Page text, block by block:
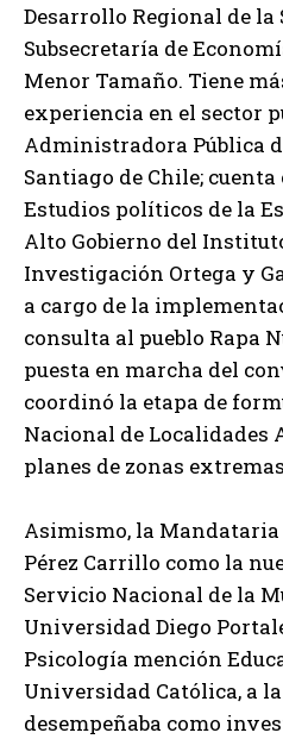
Desarrollo Regional de la
Subsecretaría de
Menor Tamaño. Tiene
experiencia en el sector
Administradora Pública
Santiago de Chile;
Estudios políticos de la
Alto Gobierno del
Investigación Ortega y
a cargo de la
consulta al pueblo Rapa
puesta en marcha del
coordinó la etapa de
Nacional de Localidades
planes de zonas
Asimismo, la
Pérez Carrillo como la
Servicio Nacional de la
Universidad Diego
Psicología mención
Universidad Católica, a la
desempeñaba como